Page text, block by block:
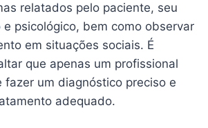
relatados pelo paciente, seu
psicológico, bem como observar
em situações sociais. É
que apenas um profissional
fazer um diagnóstico preciso e
adequado.